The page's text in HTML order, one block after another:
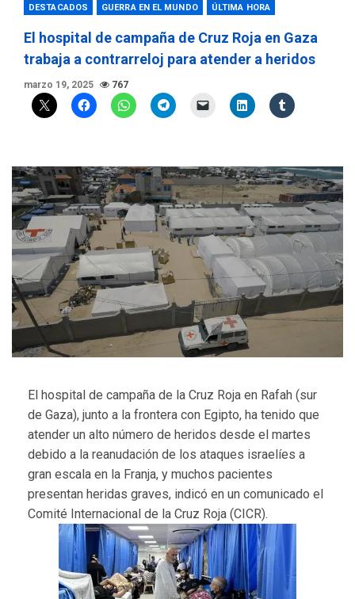
DESTACADOS GUERRA EN EL MUNDO ÚLTIMA HORA
El hospital de campaña de Cruz Roja en Gaza
trabaja a contrarreloj para atender a heridos
marzo 19, 2025 767
El hospital de campaña de la Cruz Roja en Rafah (sur
de Gaza), junto a la frontera con Egipto, ha tenido que
atender un alto número de heridos desde el martes
debido a la reanudación de los ataques israelíes a
gran escala en la Franja, y muchos pacientes
presentan heridas graves, indicó en un comunicado el
Comité Internacional de la Cruz Roja (CICR).